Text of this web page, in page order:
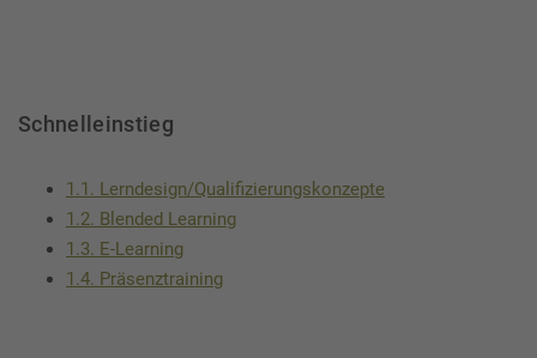
Schnelleinstieg
1.1. Lerndesign/Qualifizierungskonzepte
1.2. Blended Learning
1.3. E-Learning
1.4. Präsenztraining